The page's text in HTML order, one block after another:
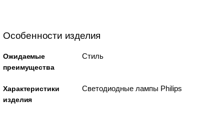
Особенности изделия
Ожидаемые
преимущества
Стиль
Характеристики
изделия
Светодиодные лампы Philips